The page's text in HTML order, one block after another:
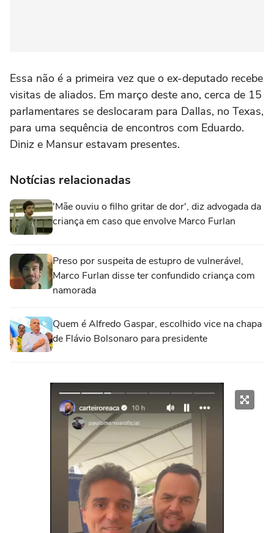
Essa não é a primeira vez que o ex-deputado recebe
visitas de aliados. Em março deste ano, cerca de 15
parlamentares se deslocaram para Dallas, no Texas,
para uma sequência de encontros com Eduardo.
Diniz e Mansur estavam presentes.
Notícias relacionadas
'Mãe ouviu o filho gritar de dor', diz advogada da
criança em caso que envolve Marco Furlan
Preso por suspeita de estupro de vulnerável,
Marco Furlan disse ter confundido criança com
namorada
Quem é Alfredo Gaspar, escolhido vice na chapa
de Flávio Bolsonaro para presidente